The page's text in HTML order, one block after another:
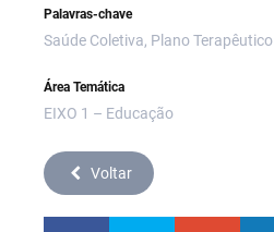
Palavras-chave
Saúde Coletiva, Plano
Área Temática
EIXO 1 – Educação
Voltar